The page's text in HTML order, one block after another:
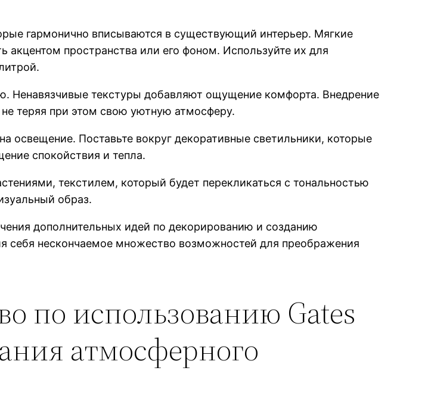
гармонично вписываются в существующий интерьер. Мягкие
акцентом пространства или его фоном. Используйте их для
Ненавязчивые текстуры добавляют ощущение комфорта. Внедрение
теряя при этом свою уютную атмосферу.
освещение. Поставьте вокруг декоративные светильники, которые
спокойствия и тепла.
текстилем, который будет перекликаться с тональностью
образ.
дополнительных идей по декорированию и созданию
нескончаемое множество возможностей для преображения
по использованию Gates
атмосферного